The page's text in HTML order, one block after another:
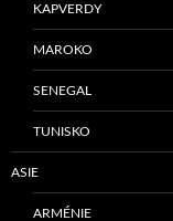
KAPVERDY
MAROKO
SENEGAL
TUNISKO
ASIE
ARMÉNIE